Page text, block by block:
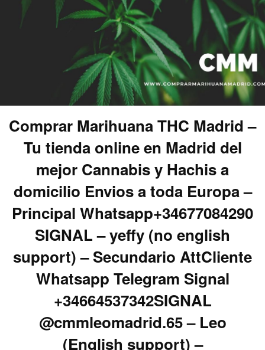
Comprar Marihuana THC Madrid –
Tu tienda online en Madrid del
mejor Cannabis y Hachis a
domicilio Envios a toda Europa –
Principal Whatsapp+34677084290
SIGNAL – yeffy (no english
support) – Secundario AttCliente
Whatsapp Telegram Signal
+34664537342SIGNAL
@cmmleomadrid.65 – Leo
(English support) –